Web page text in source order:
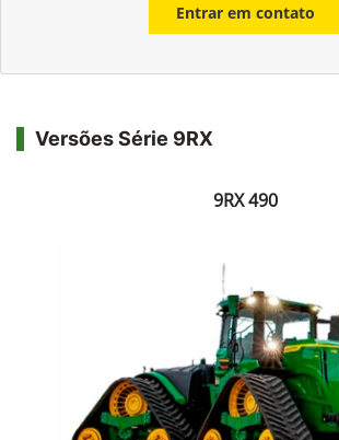
Entrar em contato
Versões Série 9RX
9RX 490